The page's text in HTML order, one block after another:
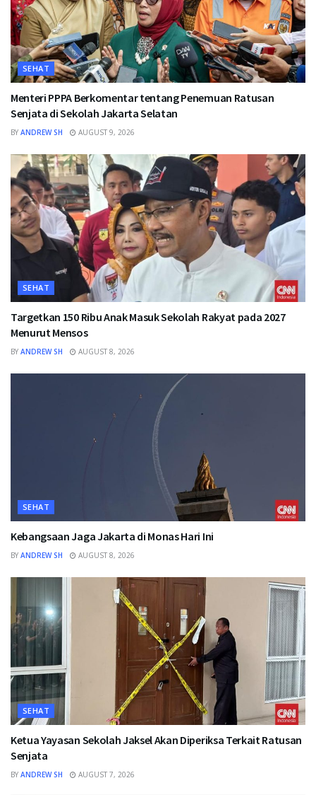
SEHAT
Menteri PPPA Berkomentar tentang Penemuan Ratusan
Senjata di Sekolah Jakarta Selatan
BY ANDREW SH AUGUST 9, 2026
SEHAT
Targetkan 150 Ribu Anak Masuk Sekolah Rakyat pada 2027
Menurut Mensos
BY ANDREW SH AUGUST 8, 2026
SEHAT
Kebangsaan Jaga Jakarta di Monas Hari Ini
BY ANDREW SH AUGUST 8, 2026
SEHAT
Ketua Yayasan Sekolah Jaksel Akan Diperiksa Terkait Ratusan
Senjata
BY ANDREW SH AUGUST 7, 2026